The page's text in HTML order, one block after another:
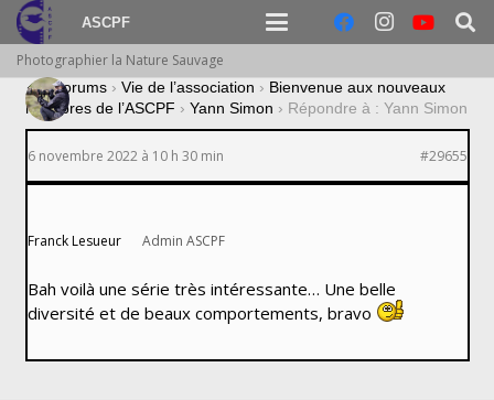
ASCPF
Photographier la Nature Sauvage
› Forums › Vie de l’association › Bienvenue aux nouveaux
membres de l’ASCPF › Yann Simon › Répondre à : Yann Simon
6 novembre 2022 à 10 h 30 min #29655
Franck Lesueur Admin ASCPF
Bah voilà une série très intéressante… Une belle
diversité et de beaux comportements, bravo